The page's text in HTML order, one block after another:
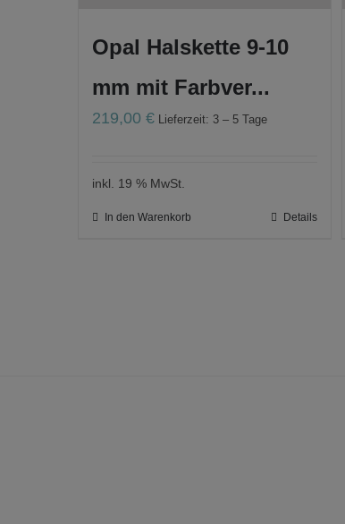
Opal Halskette 9-10
mm mit Farbver...
219,00 € Lieferzeit: 3 – 5 Tage
inkl. 19 % MwSt.
In den Warenkorb Details